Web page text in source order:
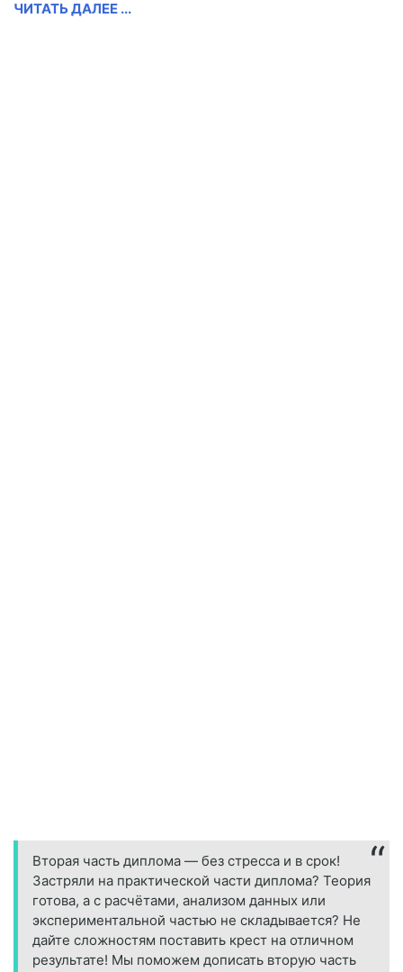
ЧИТАТЬ ДАЛЕЕ ...
Вторая часть диплома — без стресса и в срок!
Застряли на практической части диплома? Теория
готова, а с расчётами, анализом данных или
экспериментальной частью не складывается? Не
дайте сложностям поставить крест на отличном
результате! Мы поможем дописать вторую часть